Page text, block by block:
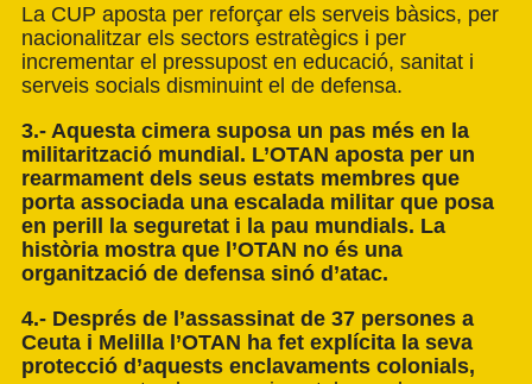
La CUP aposta per reforçar els serveis bàsics, per
nacionalitzar els sectors estratègics i per
incrementar el pressupost en educació, sanitat i
serveis socials disminuint el de defensa.
3.- Aquesta cimera suposa un pas més en la
militarització mundial. L’OTAN aposta per un
rearmament dels seus estats membres que
porta associada una escalada militar que posa
en perill la seguretat i la pau mundials. La
història mostra que l’OTAN no és una
organització de defensa sinó d’atac.
4.- Després de l’assassinat de 37 persones a
Ceuta i Melilla l’OTAN ha fet explícita la seva
protecció d’aquests enclavaments colonials,